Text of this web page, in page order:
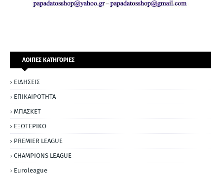
ΛΟΙΠΕΣ ΚΑΤΗΓΟΡΙΕΣ
ΕΙΔΗΣΕΙΣ
ΕΠΙΚΑΙΡΟΤΗΤΑ
ΜΠΑΣΚΕΤ
ΕΞΩΤΕΡΙΚΟ
PREMIER LEAGUE
CHAMPIONS LEAGUE
Euroleague